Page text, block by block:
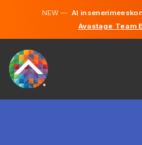
NEW —AI
Avastage Team